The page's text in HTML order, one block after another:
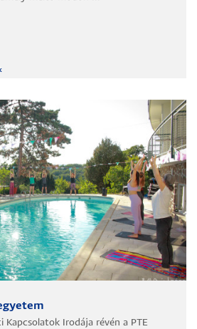
Kapcsolatok Irodája révén a PTE